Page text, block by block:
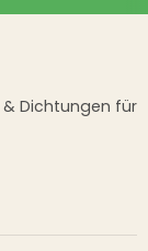
Dichtungen für